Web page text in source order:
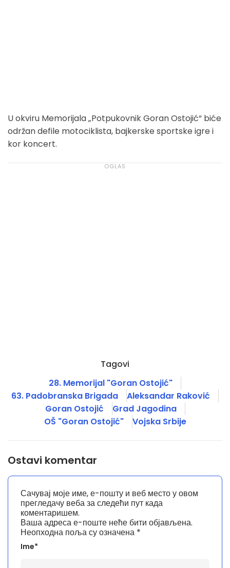
U okviru Memorijala „Potpukovnik Goran Ostojić“ biće
održan defile motociklista, bajkerske sportske igre i
kor koncert.
Tagovi
28. Memorijal "Goran Ostojić"
63. Padobranska Brigada
Aleksandar Raković
Goran Ostojić
Grad Jagodina
OŠ "Goran Ostojić"
Vojska Srbije
Ostavi komentar
Ваша адреса е-поште неће бити објављена.
Неопходна поља су означена *
Ime*
Сачувај моје име, е-пошту и веб место у овом
прегледачу веба за следећи пут када
коментаришем.